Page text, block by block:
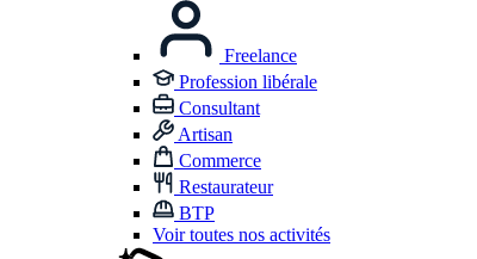
Freelance
Profession libérale
Consultant
Artisan
Commerce
Restaurateur
BTP
Voir toutes nos activités